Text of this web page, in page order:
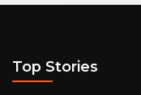
Top Stories